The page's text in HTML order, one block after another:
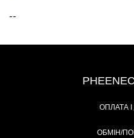
--
ОПЛАТА
ОБМІН/